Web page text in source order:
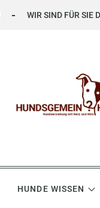
WIR SIND FÜR
HUNDE WISSEN